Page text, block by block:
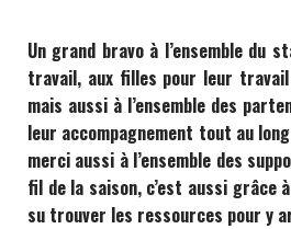
Un grand bravo à l’ensemble du
travail, aux filles pour leur
mais aussi à l’ensemble des
leur accompagnement tout au
merci aussi à l’ensemble des
fil de la saison, c’est aussi grâce
su trouver les ressources pour y